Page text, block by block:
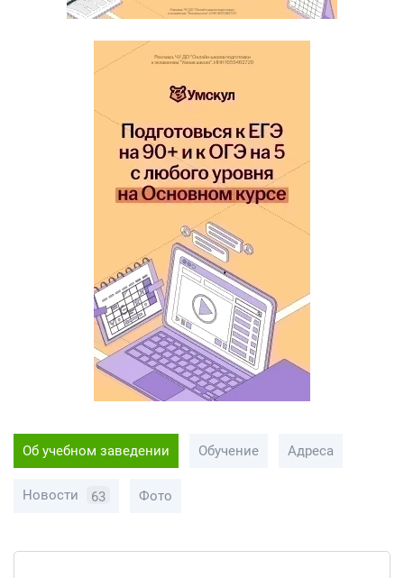
Об учебном заведении Обучение Адреса
Новости 63 Фото